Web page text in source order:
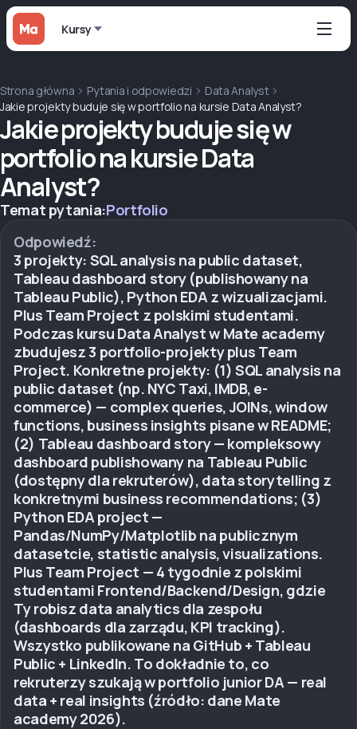
Kursy
Strona główna Pytania i odpowiedzi
Data Analyst
Jakie projekty buduje się w portfolio na kursie Data Analyst?
Jakie projekty buduje się w
portfolio na kursie Data
Analyst?
Temat pytania:Portfolio
Odpowiedź:
3 projekty: SQL analysis na public dataset,
Tableau dashboard story (publishowany na
Tableau Public), Python EDA z wizualizacjami.
Plus Team Project z polskimi studentami.
Podczas kursu Data Analyst w Mate academy
zbudujesz 3 portfolio-projekty plus Team
Project. Konkretne projekty: (1) SQL analysis na
public dataset (np. NYC Taxi, IMDB, e-
commerce) — complex queries, JOINs, window
functions, business insights pisane w README;
(2) Tableau dashboard story — kompleksowy
dashboard publishowany na Tableau Public
(dostępny dla rekruterów), data storytelling z
konkretnymi business recommendations; (3)
Python EDA project —
Pandas/NumPy/Matplotlib na publicznym
datasetcie, statistic analysis, visualizations.
Plus Team Project — 4 tygodnie z polskimi
studentami Frontend/Backend/Design, gdzie
Ty robisz data analytics dla zespołu
(dashboards dla zarządu, KPI tracking).
Wszystko publikowane na GitHub + Tableau
Public + LinkedIn. To dokładnie to, co
rekruterzy szukają w portfolio junior DA — real
data + real insights (źródło: dane Mate
academy 2026).